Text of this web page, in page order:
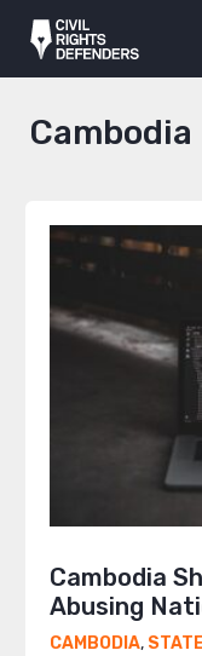
Cambodia
Cambodia
Abusing
CAMBODIA,